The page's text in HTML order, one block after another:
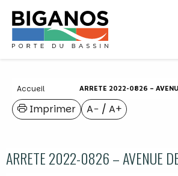
Accueil ARRETE 2022-0826 – AVENUE DE LA
A− / A+
Imprimer
ARRETE 2022-0826 – AVENUE